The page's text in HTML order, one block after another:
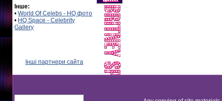
Інше:
•World Of Celebs - HQ фото
• HQ Space - Celebrity
Gallery
Інші партнери сайта